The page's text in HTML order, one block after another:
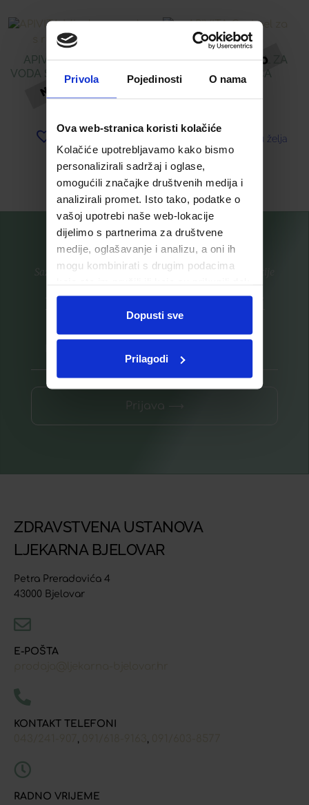
Privola Pojedinosti O nama
Ova web-stranica koristi kolačiće
Kolačiće upotrebljavamo kako bismo
personalizirali sadržaj i oglase,
omogućili značajke društvenih medija i
analizirali promet. Isto tako, podatke o
vašoj upotrebi naše web-lokacije
dijelimo s partnerima za društvene
medije, oglašavanje i analizu, a oni ih
mogu kombinirati s drugim podacima
ste upotrebljavali njihove usluge.
Dopusti sve
Prilagodi
APIVITA MICELARNA
VODA S RUŽOM I MEDOM
Pročitaj više
APIVITA CRNI GEL ZA
ČIŠĆENJE LICA
Dodaj u listu želja
Pročitaj više
Saznajte prvi za nove proizvode i ekskluzivne promocije
Prijavite se na listu za novosti
Prijava ⟶
ZDRAVSTVENA USTANOVA
LJEKARNA BJELOVAR
Petra Preradovića 4
43000 Bjelovar
E-POŠTA
KONTAKT TELEFONI
RADNO VRIJEME